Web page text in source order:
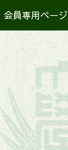
会員専用ページ